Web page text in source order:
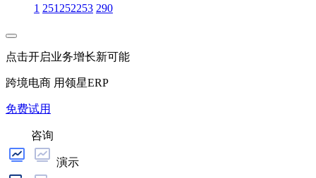
1 251 252253 290
点击开启业务增长新可能
跨境电商 用领星ERP
免费试用
咨询
演示